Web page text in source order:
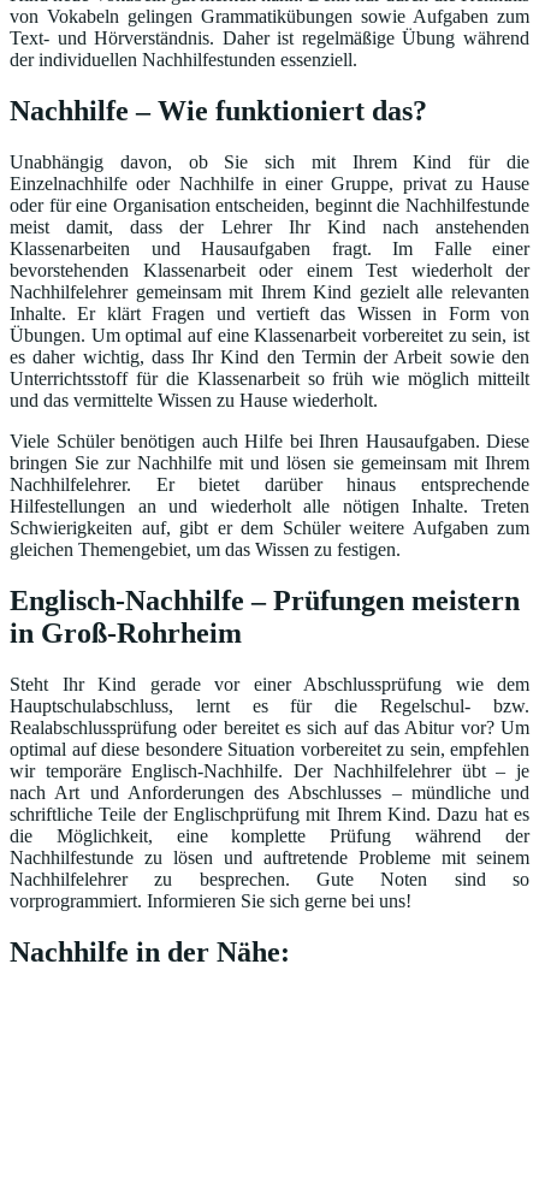
von Vokabeln gelingen Grammatikübungen sowie Aufgaben zum
Text- und Hörverständnis. Daher ist regelmäßige Übung während
der individuellen Nachhilfestunden essenziell.
Nachhilfe – Wie funktioniert das?
Unabhängig davon, ob Sie sich mit Ihrem Kind für die
Einzelnachhilfe oder Nachhilfe in einer Gruppe, privat zu Hause
oder für eine Organisation entscheiden, beginnt die Nachhilfestunde
meist damit, dass der Lehrer Ihr Kind nach anstehenden
Klassenarbeiten und Hausaufgaben fragt. Im Falle einer
bevorstehenden Klassenarbeit oder einem Test wiederholt der
Nachhilfelehrer gemeinsam mit Ihrem Kind gezielt alle relevanten
Inhalte. Er klärt Fragen und vertieft das Wissen in Form von
Übungen. Um optimal auf eine Klassenarbeit vorbereitet zu sein, ist
es daher wichtig, dass Ihr Kind den Termin der Arbeit sowie den
Unterrichtsstoff für die Klassenarbeit so früh wie möglich mitteilt
und das vermittelte Wissen zu Hause wiederholt.
Viele Schüler benötigen auch Hilfe bei Ihren Hausaufgaben. Diese
bringen Sie zur Nachhilfe mit und lösen sie gemeinsam mit Ihrem
Nachhilfelehrer. Er bietet darüber hinaus entsprechende
Hilfestellungen an und wiederholt alle nötigen Inhalte. Treten
Schwierigkeiten auf, gibt er dem Schüler weitere Aufgaben zum
gleichen Themengebiet, um das Wissen zu festigen.
Englisch-Nachhilfe – Prüfungen meistern
in Groß-Rohrheim
Steht Ihr Kind gerade vor einer Abschlussprüfung wie dem
Hauptschulabschluss, lernt es für die Regelschul- bzw.
Realabschlussprüfung oder bereitet es sich auf das Abitur vor? Um
optimal auf diese besondere Situation vorbereitet zu sein, empfehlen
wir temporäre Englisch-Nachhilfe. Der Nachhilfelehrer übt – je
nach Art und Anforderungen des Abschlusses – mündliche und
schriftliche Teile der Englischprüfung mit Ihrem Kind. Dazu hat es
die Möglichkeit, eine komplette Prüfung während der
Nachhilfestunde zu lösen und auftretende Probleme mit seinem
Nachhilfelehrer zu besprechen. Gute Noten sind so
vorprogrammiert. Informieren Sie sich gerne bei uns!
Nachhilfe in der Nähe: